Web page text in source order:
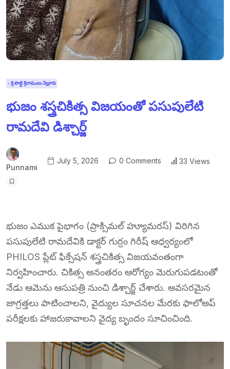
- శ్రీ పొట్టి శ్రీరాములు నెల్లూరు
భుజం శస్త్రచికిత్స విజయంతో పసుపులేటి
రామదేవి డిశ్చార్జ్
Punnami
July 5, 2026 0 Comments 33 Views
భుజం ఎముక పైభాగం (ప్రాక్సిమల్ హ్యూమరస్) విరిగిన
పసుపులేటి రామదేవికి డాక్టర్ గుర్రం గిరీష్ ఆధ్వర్యంలో
PHILOS ప్లేట్ ఫిక్సేషన్ శస్త్రచికిత్స విజయవంతంగా
నిర్వహించారు. చికిత్స అనంతరం ఆరోగ్యం మెరుగుపడటంతో
నేడు ఆమెను ఆసుపత్రి నుంచి డిశ్చార్జ్ చేశారు. అవసరమైన
జాగ్రత్తలు పాటించాలని, వైద్యుల సూచనల మేరకు ఫాలోఅప్
పరీక్షలకు హాజరుకావాలని వైద్య బృందం సూచించింది.